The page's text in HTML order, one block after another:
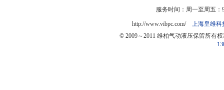
服务时间：周一至周五：
http://www.vibpc.com/ 上海皇维科
© 2009～2011 维柏气动液压保留所有